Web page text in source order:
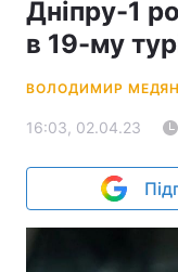
Дніпру-1
в 19-му
ВОЛОДИМИР
16:03, 02.04.23